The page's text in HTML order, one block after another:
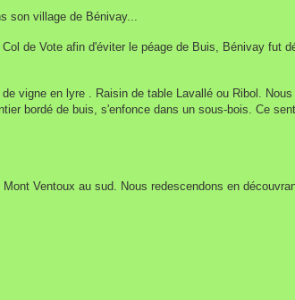
son village de Bénivay...
Col de Vote afin d'éviter le péage de Buis, Bénivay fut
vigne en lyre . Raisin de table Lavallé ou Ribol. Nous
bordé de buis, s'enfonce dans un sous-bois. Ce
Mont Ventoux au sud. Nous redescendons en